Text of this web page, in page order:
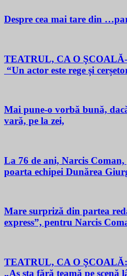
Despre cea mai tare din
TEATRUL, CA O
“Un actor este rege și
Mai pune-o vorbă bună,
vară, pe la zei,
La 76 de ani, Narcis
poarta echipei Dunărea
Mare surpriză din partea
express”, pentru Narcis
TEATRUL, CA O
„Aș sta fără teamă pe scenă